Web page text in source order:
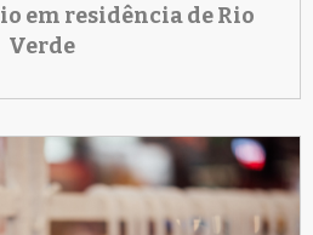
em residência de Rio
Verde